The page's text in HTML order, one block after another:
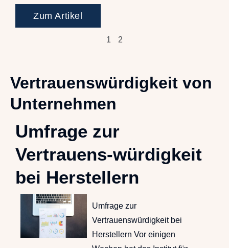
Zum Artikel
1 2
Vertrauenswürdigkeit von
Unternehmen
Umfrage zur
Vertrauens-würdigkeit
bei Herstellern
Umfrage zur
Vertrauenswürdigkeit bei
Herstellern Vor einigen